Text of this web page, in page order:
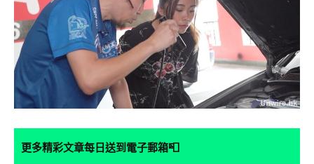
更多精彩文章每日送到電子郵箱📮